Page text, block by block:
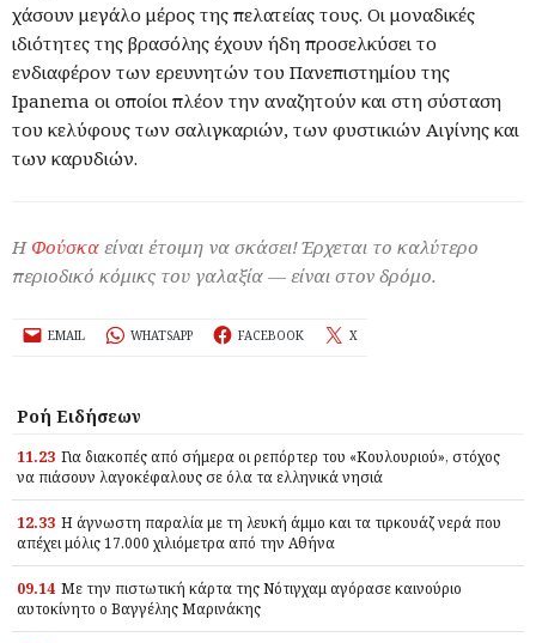
χάσουν μεγάλο μέρος της πελατείας τους. Οι μοναδικές
ιδιότητες της βρασόλης έχουν ήδη προσελκύσει το
ενδιαφέρον των ερευνητών του Πανεπιστημίου της
Ipanema οι οποίοι πλέον την αναζητούν και στη σύσταση
του κελύφους των σαλιγκαριών, των φυστικιών Αιγίνης και
των καρυδιών.
Η Φούσκα είναι έτοιμη να σκάσει! Έρχεται το καλύτερο
περιοδικό κόμικς του γαλαξία — είναι στον δρόμο.
EMAIL WHATSAPP FACEBOOK X
Ροή Ειδήσεων
11.23 Για διακοπές από σήμερα οι ρεπόρτερ του «Κουλουριού», στόχος
να πιάσουν λαγοκέφαλους σε όλα τα ελληνικά νησιά
12.33 Η άγνωστη παραλία με τη λευκή άμμο και τα τιρκουάζ νερά που
απέχει μόλις 17.000 χιλιόμετρα από την Αθήνα
09.14 Με την πιστωτική κάρτα της Νότιγχαμ αγόρασε καινούριο
αυτοκίνητο ο Βαγγέλης Μαρινάκης